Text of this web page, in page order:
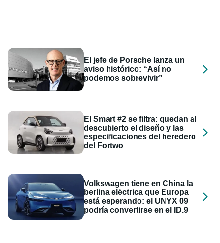
El jefe de Porsche lanza un
aviso histórico: “Así no
podemos sobrevivir”
El Smart #2 se filtra: quedan al
descubierto el diseño y las
especificaciones del heredero
del Fortwo
Volkswagen tiene en China la
berlina eléctrica que Europa
está esperando: el UNYX 09
podría convertirse en el ID.9